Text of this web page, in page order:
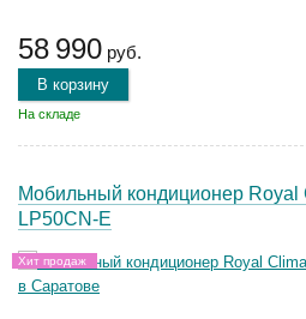
58 990 руб.
В корзину
На складе
Мобильный кондиционер Royal
LP50CN-E
Хит продаж